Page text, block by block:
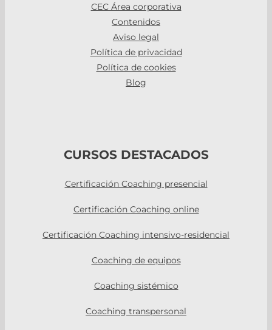
CEC Área corporativa
Contenidos
Aviso legal
Política de privacidad
Política de cookies
Blog
CURSOS DESTACADOS
Certificación Coaching presencial
Certificación Coaching online
Certificación Coaching intensivo-residencial
Coaching de equipos
Coaching sistémico
Coaching transpersonal